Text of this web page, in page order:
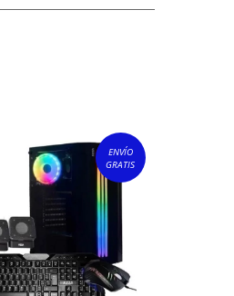
ENVÍO
GRATIS